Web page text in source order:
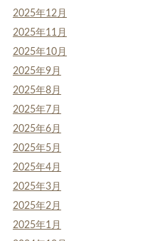
2025年12月
2025年11月
2025年10月
2025年9月
2025年8月
2025年7月
2025年6月
2025年5月
2025年4月
2025年3月
2025年2月
2025年1月